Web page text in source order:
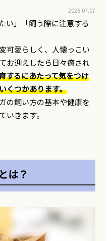
2026.07.07
い」「飼う際に注意する
可愛らしく、人懐っこい
お迎えしたら日々癒され
するにあたって気をつけ
くつかあります。
の飼い方の基本や健康を
いきます。
は？